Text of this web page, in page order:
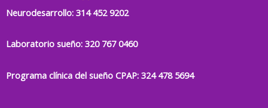
Neurodesarrollo: 314 452 9202
Laboratorio sueño: 320 767 0460
Programa clínica del sueño CPAP: 324 478 5694